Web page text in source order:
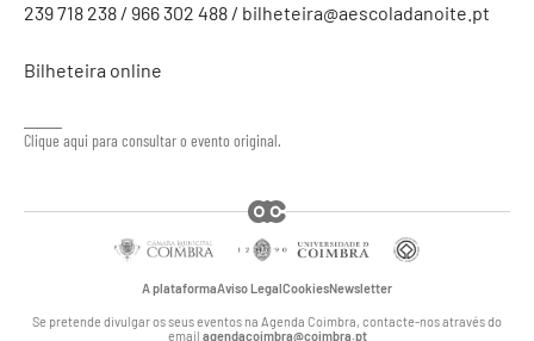
239 718 238 / 966 302 488 / bilheteira@aescoladanoite.pt
Bilheteira online
Clique aqui para consultar o evento original.
A plataformaAviso LegalCookiesNewsletter
Se pretende divulgar os seus eventos na Agenda Coimbra, contacte-nos através do
email agendacoimbra@coimbra.pt